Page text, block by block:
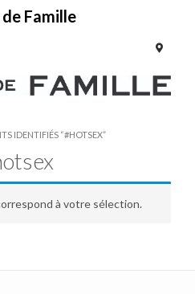
IDENTIFIÉS “#HOTSEX”
à votre sélection.
Famille